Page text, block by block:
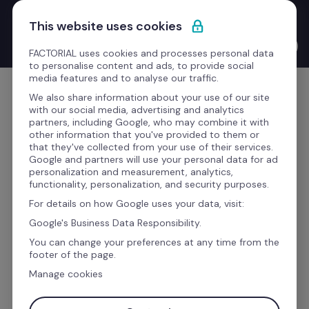
Saltar para o conteúdo
Novo Product Launches with the CEO: o Bernat Farrero
finalmente fala a tua língua. Literalmente — graças à IA.
Comece grátis
O software de Folha de
Pagamento feito para si
Sabemos que a gestão da Folha de Pagamento
dos seus colaboradores é um processo
complexo. É por isso que a Factorial é a solução
ideal para centralizar todas as etapas numa
This website uses cookies
FACTORIAL uses cookies and processes personal data
to personalise content and ads, to provide social
media features and to analyse our traffic.
We also share information about your use of our site
with our social media, advertising and analytics
partners, including Google, who may combine it with
other information that you've provided to them or
that they've collected from your use of their services.
Google and partners will use your personal data for ad
personalization and measurement, analytics,
functionality, personalization, and security purposes.
For details on how Google uses your data, visit:
Google's Business Data Responsibility.
You can change your preferences at any time from the
footer of the page.
Manage cookies